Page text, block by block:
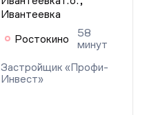
Ивантеевка
Ростокино
58
минут
Застройщик «Профи-
Инвест»